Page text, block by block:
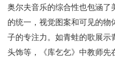
奥尔夫音乐的综合性也包涵
的统一，视觉图案和可见的
子的专注力。如青蛙的歌展
头饰等，《库乞乞》中教师先